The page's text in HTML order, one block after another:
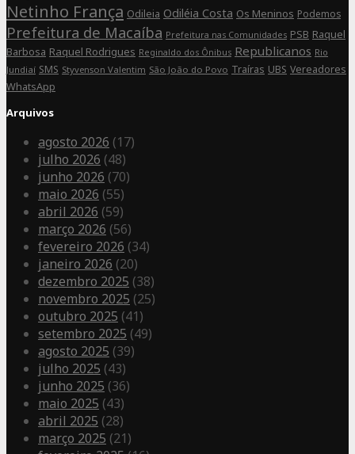
Netinho França Odileia Odiléia Costa Os Meninos Podemos
Prefeitura de Macaíba Prefeitura nas Comunidades PSB Raquel
Barbosa Raquel Rodrigues Reginaldo dos Ônibus Republicanos Rio
Jundiaí SMS Styvenson Valentim São João do Povo Traíras UBS Vereadores
WhatsApp
Arquivos
agosto 2026 (17)
julho 2026 (48)
junho 2026 (70)
maio 2026 (55)
abril 2026 (59)
março 2026 (56)
fevereiro 2026 (34)
janeiro 2026 (20)
dezembro 2025 (38)
novembro 2025 (25)
outubro 2025 (41)
setembro 2025 (49)
agosto 2025 (39)
julho 2025 (43)
junho 2025 (36)
maio 2025 (43)
abril 2025 (28)
março 2025 (21)